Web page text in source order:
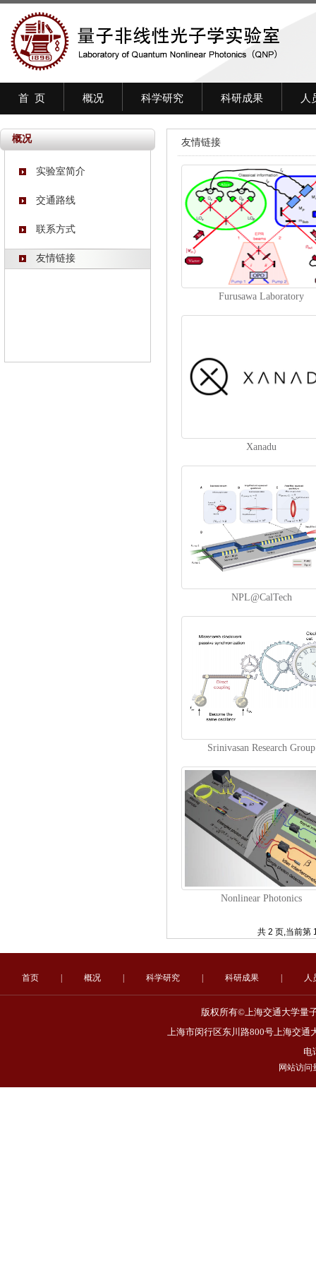
首 页 概况 科学研究 科研成果 人
概况
实验室简介
交通路线
联系方式
友情链接
友情链接
Furusawa Laboratory
Xanadu
NPL@CalTech
Srinivasan Research Group
Nonlinear Photonics
共 2 页,当前第
首页 概况 科学研究 科研成果 人
版权所有©上海交通大学量
上海市闵行区东川路800号上海交通
电
网站访问